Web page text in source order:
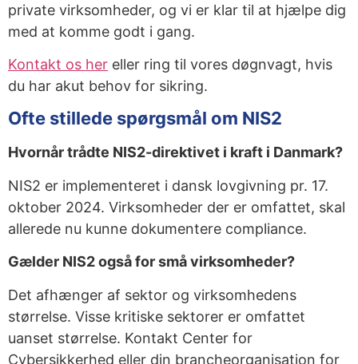
private virksomheder, og vi er klar til at hjælpe dig
med at komme godt i gang.
Kontakt os her eller ring til vores døgnvagt, hvis
du har akut behov for sikring.
Ofte stillede spørgsmål om NIS2
Hvornår trådte NIS2-direktivet i kraft i Danmark?
NIS2 er implementeret i dansk lovgivning pr. 17.
oktober 2024. Virksomheder der er omfattet, skal
allerede nu kunne dokumentere compliance.
Gælder NIS2 også for små virksomheder?
Det afhænger af sektor og virksomhedens
størrelse. Visse kritiske sektorer er omfattet
uanset størrelse. Kontakt Center for
Cybersikkerhed eller din brancheorganisation for